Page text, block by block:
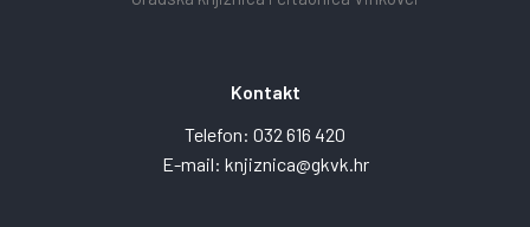
Kontakt
Telefon: 032 616 420
E-mail: knjiznica@gkvk.hr